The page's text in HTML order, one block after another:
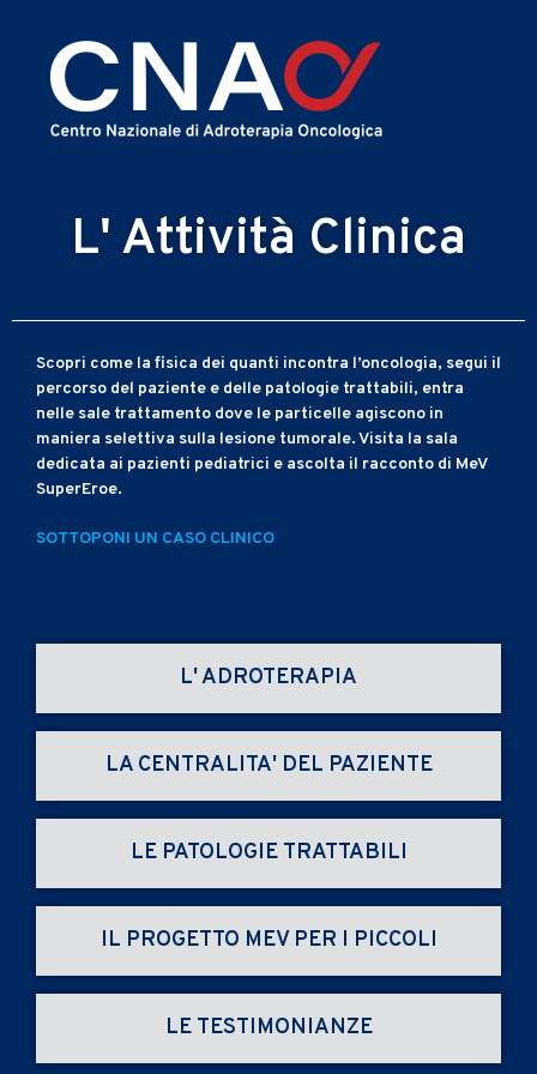
L' Attività Clinica
Scopri come la fisica dei quanti incontra l’oncologia, segui il
percorso del paziente e delle patologie trattabili, entra
nelle sale trattamento dove le particelle agiscono in
maniera selettiva sulla lesione tumorale. Visita la sala
dedicata ai pazienti pediatrici e ascolta il racconto di MeV
SuperEroe.
SOTTOPONI UN CASO CLINICO
L' ADROTERAPIA
LA CENTRALITA' DEL PAZIENTE
LE PATOLOGIE TRATTABILI
IL PROGETTO MEV PER I PICCOLI
LE TESTIMONIANZE